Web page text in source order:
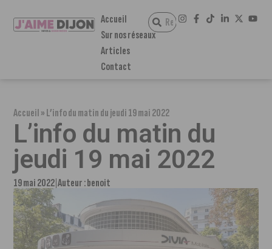
Accueil
Sur nos réseaux
Articles
Contact
Accueil»L’info du matin du jeudi 19 mai 2022
L’info du matin du
jeudi 19 mai 2022
19 mai 2022 Auteur :benoit